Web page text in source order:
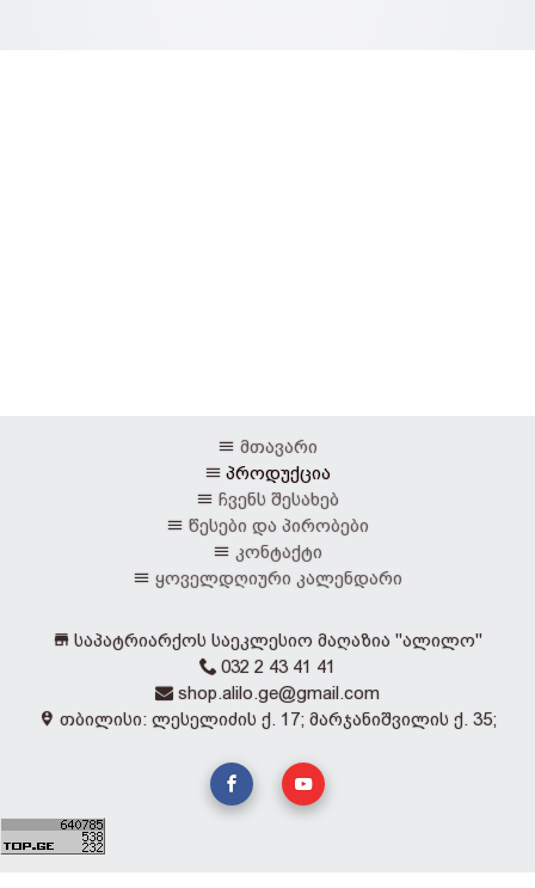
მთავარი
პროდუქცია
ჩვენს შესახებ
წესები და პირობები
კონტაქტი
ყოველდღიური კალენდარი
საპატრიარქოს საეკლესიო მაღაზია "ალილო"
032 2 43 41 41
shop.alilo.ge@gmail.com
თბილისი: ლესელიძის ქ. 17; მარჯანიშვილის ქ. 35;